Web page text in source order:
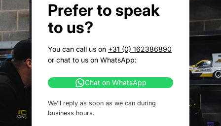
Prefer to speak
to us?
You can call us on +31 (0) 162386890
or chat to us on WhatsApp:
Chat on WhatsApp
We’ll reply as soon as we can during
business hours.